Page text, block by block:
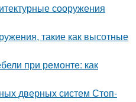
сооружения
такие как высотные
при ремонте: как
дверных систем Стоп-